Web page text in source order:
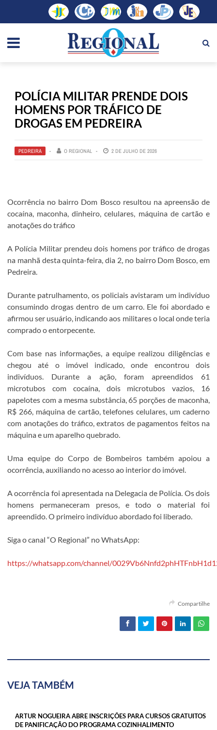
POLÍCIA MILITAR PRENDE DOIS
HOMENS POR TRÁFICO DE
DROGAS EM PEDREIRA
PEDREIRA O REGIONAL 2 DE JULHO DE 2026
Ocorrência no bairro Dom Bosco resultou na apreensão de
cocaína, maconha, dinheiro, celulares, máquina de cartão e
anotações do tráfico
A Polícia Militar prendeu dois homens por tráfico de drogas
na manhã desta quinta-feira, dia 2, no bairro Dom Bosco, em
Pedreira.
Durante patrulhamento, os policiais avistaram um indivíduo
consumindo drogas dentro de um carro. Ele foi abordado e
afirmou ser usuário, indicando aos militares o local onde teria
comprado o entorpecente.
Com base nas informações, a equipe realizou diligências e
chegou até o imóvel indicado, onde encontrou dois
indivíduos. Durante a ação, foram apreendidos 61
microtubos com cocaína, dois microtubos vazios, 16
papelotes com a mesma substância, 65 porções de maconha,
R$ 266, máquina de cartão, telefones celulares, um caderno
com anotações do tráfico, extratos de pagamentos feitos na
máquina e um aparelho quebrado.
Uma equipe do Corpo de Bombeiros também apoiou a
ocorrência, auxiliando no acesso ao interior do imóvel.
A ocorrência foi apresentada na Delegacia de Polícia. Os dois
homens permaneceram presos, e todo o material foi
apreendido. O primeiro indivíduo abordado foi liberado.
Siga o canal “O Regional” no WhatsApp:
https://whatsapp.com/channel/
Compartilhe
VEJA TAMBÉM
ARTUR NOGUEIRA ABRE INSCRIÇÕES PARA CURSOS GRATUITOS
DE PANIFICAÇÃO DO PROGRAMA COZINHALIMENTO